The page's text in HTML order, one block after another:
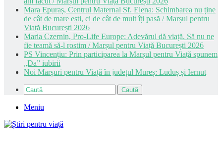
Mara Epuraș, Centrul Maternal Sf. Elena: Schimbarea nu ține
de cât de mare ești, ci de cât de mult îți pasă / Marșul pentru
Viață București 2026
Maria Czernin, Pro-Life Europe: Adevărul dă viață. Să nu ne
fie teamă să-l rostim / Marșul pentru Viață București 2026
PS Vincențiu: Prin participarea la Marșul pentru Viață spunem
„Da” iubirii
Noi Marșuri pentru Viață în județul Mureș: Luduș și Iernut
Caută
Meniu